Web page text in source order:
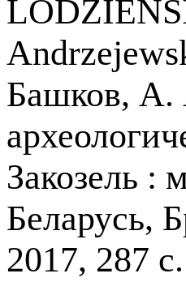
Башков, А.
Закозель :
Беларусь,
2017, 287 с.